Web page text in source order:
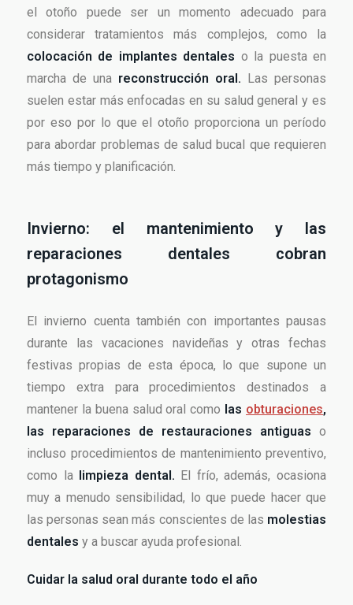
el otoño puede ser un momento adecuado para
considerar tratamientos más complejos, como la
colocación de implantes dentales o la puesta en
marcha de una reconstrucción oral. Las personas
suelen estar más enfocadas en su salud general y es
por eso por lo que el otoño proporciona un período
para abordar problemas de salud bucal que requieren
más tiempo y planificación.
Invierno: el mantenimiento y las
reparaciones dentales cobran
protagonismo
El invierno cuenta también con importantes pausas
durante las vacaciones navideñas y otras fechas
festivas propias de esta época, lo que supone un
tiempo extra para procedimientos destinados a
mantener la buena salud oral como las obturaciones,
las reparaciones de restauraciones antiguas o
incluso procedimientos de mantenimiento preventivo,
como la limpieza dental. El frío, además, ocasiona
muy a menudo sensibilidad, lo que puede hacer que
las personas sean más conscientes de las molestias
dentales y a buscar ayuda profesional.
Cuidar la salud oral durante todo el año